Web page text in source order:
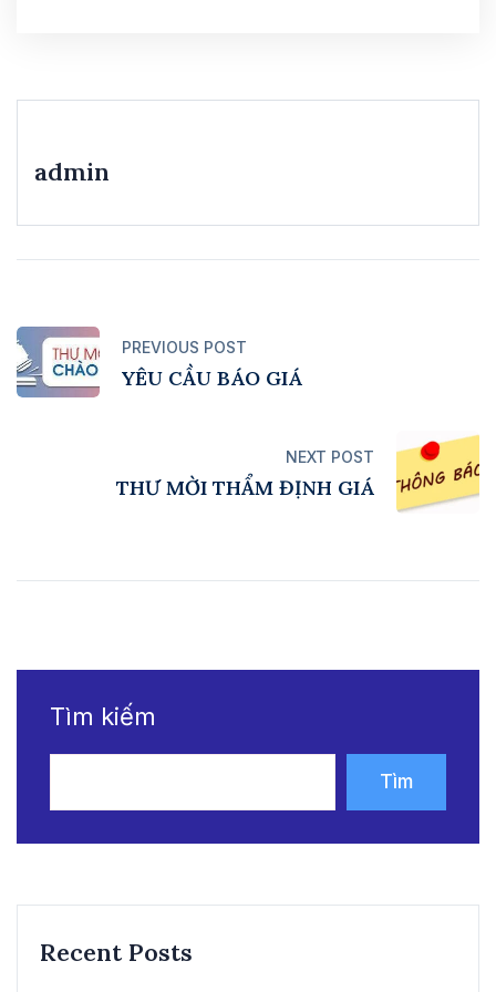
admin
PREVIOUS POST
YÊU CẦU BÁO GIÁ
NEXT POST
THƯ MỜI THẨM ĐỊNH GIÁ
Tìm kiếm
Tìm
Recent Posts